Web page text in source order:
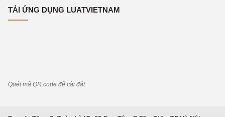
TẢI ỨNG DỤNG LUATVIETNAM
Quét mã QR code để cài đặt